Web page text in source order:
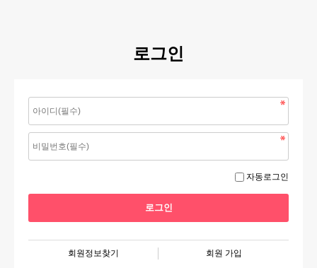
로그인
자동로그인
회원정보찾기 회원 가입